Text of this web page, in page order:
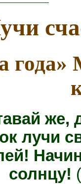
же,
лучи
солнцу!